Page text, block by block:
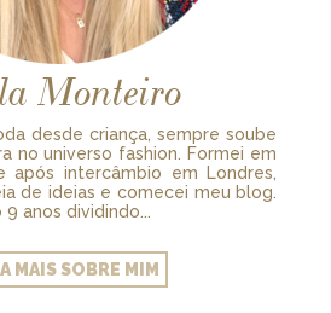
Monteiro
desde criança, sempre soube
no universo fashion. Formei em
após intercâmbio em Londres,
de ideias e comecei meu blog.
anos dividindo...
MAIS SOBRE MIM